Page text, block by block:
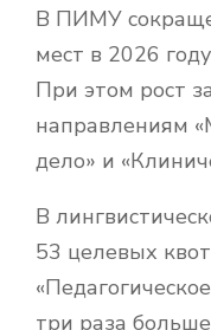
В ПИМУ
мест в 2026
При этом рост
направлениям
дело» и
В
53 целевых
три раза